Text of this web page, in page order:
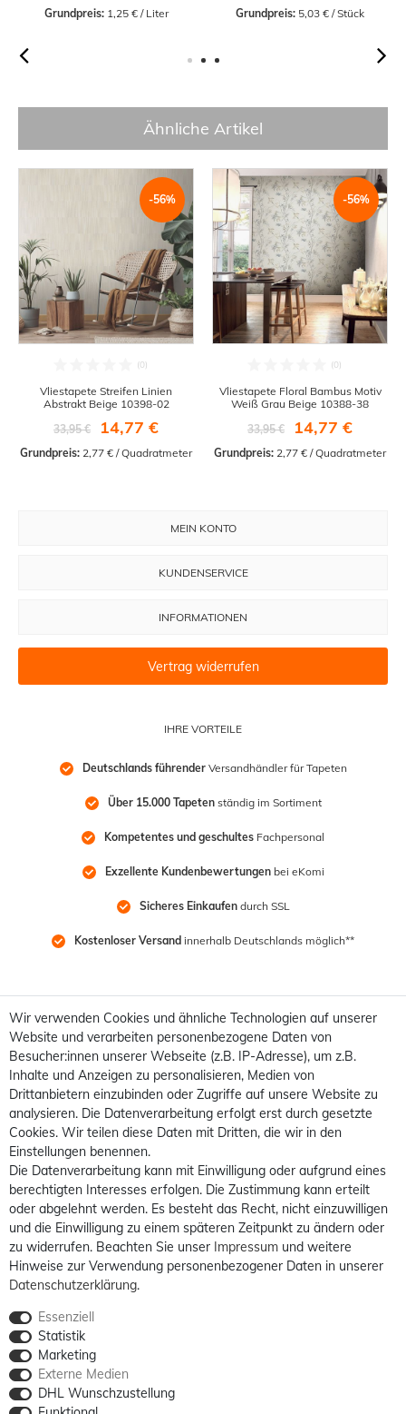
Grundpreis: 1,25 € / Liter Grundpreis: 5,03 € / Stück
Ähnliche Artikel
-56%
Vliestapete Streifen Linien
Abstrakt Beige 10398-02
33,95 €
14,77 €
Grundpreis: 2,77 € / Quadratmeter
-56%
Vliestapete Floral Bambus Motiv
Weiß Grau Beige 10388-38
33,95 €
14,77 €
Grundpreis: 2,77 € / Quadratmeter
IHRE VORTEILE
Deutschlands führender Versandhändler für Tapeten
Über 15.000 Tapeten ständig im Sortiment
Kompetentes und geschultes Fachpersonal
Exzellente Kundenbewertungen bei eKomi
Sicheres Einkaufen durch SSL
Kostenloser Versand innerhalb Deutschlands möglich**
MEIN KONTO
KUNDENSERVICE
INFORMATIONEN
Vertrag widerrufen
Wir verwenden Cookies und ähnliche Technologien auf unserer
Website und verarbeiten personenbezogene Daten von
Besucher:innen unserer Webseite (z.B. IP-Adresse), um z.B.
Inhalte und Anzeigen zu personalisieren, Medien von
Drittanbietern einzubinden oder Zugriffe auf unsere Website zu
analysieren. Die Datenverarbeitung erfolgt erst durch gesetzte
Cookies. Wir teilen diese Daten mit Dritten, die wir in den
Einstellungen benennen.
Die Datenverarbeitung kann mit Einwilligung oder aufgrund eines
berechtigten Interesses erfolgen. Die Zustimmung kann erteilt
oder abgelehnt werden. Es besteht das Recht, nicht einzuwilligen
und die Einwilligung zu einem späteren Zeitpunkt zu ändern oder
zu widerrufen. Beachten Sie unser Impressum und weitere
Hinweise zur Verwendung personenbezogener Daten in unserer
Daten­schutz­erklärung.
Essenziell
Statistik
Marketing
Externe Medien
DHL Wunschzustellung